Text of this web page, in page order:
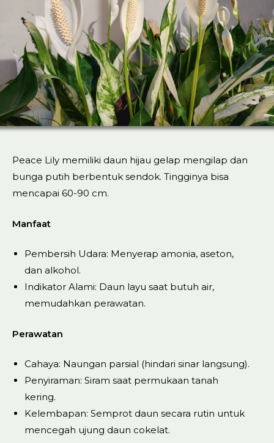
Peace Lily memiliki daun hijau gelap mengilap dan
bunga putih berbentuk sendok. Tingginya bisa
mencapai 60-90 cm.
Manfaat
Pembersih Udara: Menyerap amonia, aseton,
dan alkohol.
Indikator Alami: Daun layu saat butuh air,
memudahkan perawatan.
Perawatan
Cahaya: Naungan parsial (hindari sinar langsung).
Penyiraman: Siram saat permukaan tanah
kering.
Kelembapan: Semprot daun secara rutin untuk
mencegah ujung daun cokelat.